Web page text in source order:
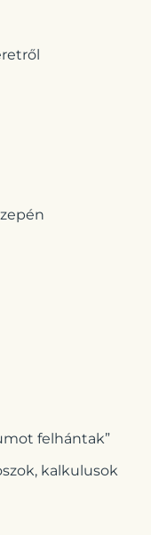
felhántak”
kalkulusok